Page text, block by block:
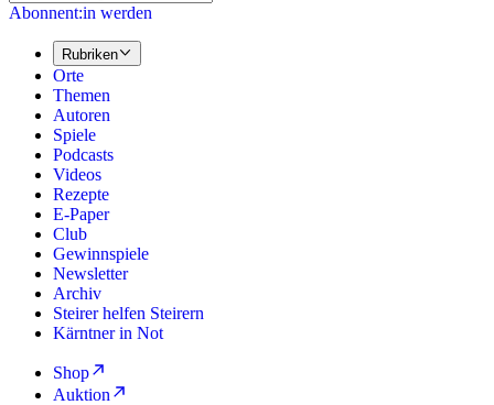
Abonnent:in werden
Rubriken
Orte
Themen
Autoren
Spiele
Podcasts
Videos
Rezepte
E-Paper
Club
Gewinnspiele
Newsletter
Archiv
Steirer helfen Steirern
Kärntner in Not
Shop
Auktion